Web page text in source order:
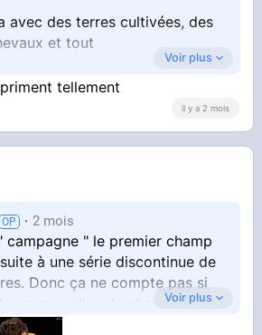
avec des terres cultivées, des
et tout
si vous avez quelques
entourées par du maillage
de zones commerciales et
des gifi, des auchan, des kfc
Voir plus
tellement
il y a 2 mois
2 mois
campagne " le premier champ
à une série discontinue de
Donc ça ne compte pas si
parcelles de champs
maillage urbain
Voir plus